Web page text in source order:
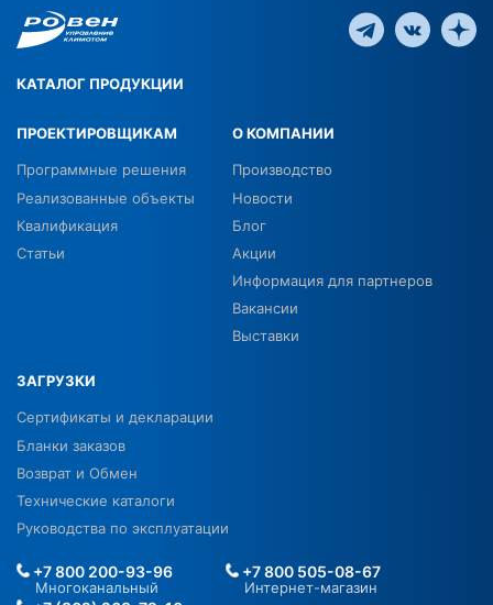
КАТАЛОГ ПРОДУКЦИИ
ПРОЕКТИРОВЩИКАМ
Программные решения
Реализованные объекты
Квалификация
Статьи
О КОМПАНИИ
Производство
Новости
Блог
Акции
Информация для партнеров
Вакансии
Выставки
ЗАГРУЗКИ
Сертификаты и декларации
Бланки заказов
Возврат и Обмен
Технические каталоги
Руководства по эксплуатации
+7 800 200-93-96
Многоканальный
+7 800 505-08-67
Интернет-магазин